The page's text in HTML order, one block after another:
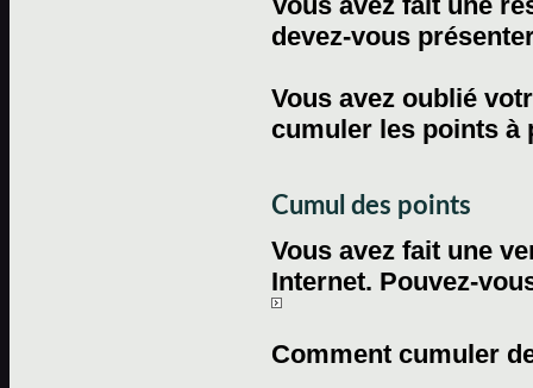
devez-vous
Vous avez oublié
cumuler les points
Cumul des points
Vous avez fait une
Internet. Pouvez-
Comment cumuler